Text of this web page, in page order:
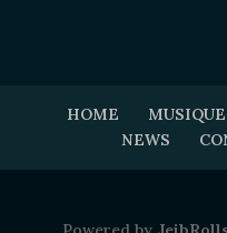
HOME MUSIQUE
NEWS